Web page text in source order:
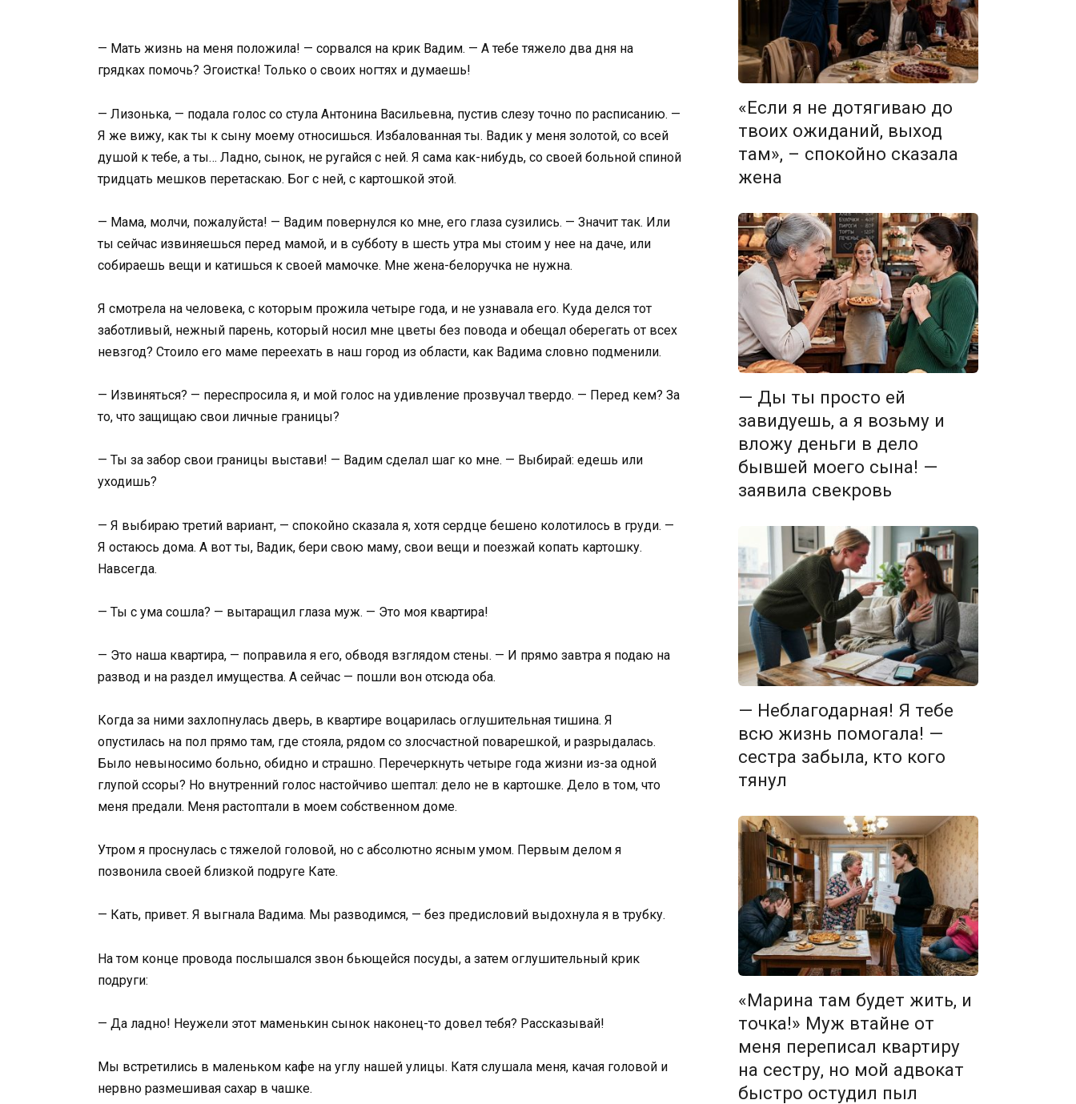
— Мать жизнь на меня положила! — сорвался на крик Вадим. — А тебе тяжело два дня на
грядках помочь? Эгоистка! Только о своих ногтях и думаешь!
— Лизонька, — подала голос со стула Антонина Васильевна, пустив слезу точно по расписанию. —
Я же вижу, как ты к сыну моему относишься. Избалованная ты. Вадик у меня золотой, со всей
душой к тебе, а ты… Ладно, сынок, не ругайся с ней. Я сама как-нибудь, со своей больной спиной
тридцать мешков перетаскаю. Бог с ней, с картошкой этой.
— Мама, молчи, пожалуйста! — Вадим повернулся ко мне, его глаза сузились. — Значит так. Или
ты сейчас извиняешься перед мамой, и в субботу в шесть утра мы стоим у нее на даче, или
собираешь вещи и катишься к своей мамочке. Мне жена-белоручка не нужна.
Я смотрела на человека, с которым прожила четыре года, и не узнавала его. Куда делся тот
заботливый, нежный парень, который носил мне цветы без повода и обещал оберегать от всех
невзгод? Стоило его маме переехать в наш город из области, как Вадима словно подменили.
— Извиняться? — переспросила я, и мой голос на удивление прозвучал твердо. — Перед кем? За
то, что защищаю свои личные границы?
— Ты за забор свои границы выстави! — Вадим сделал шаг ко мне. — Выбирай: едешь или
уходишь?
— Я выбираю третий вариант, — спокойно сказала я, хотя сердце бешено колотилось в груди. —
Я остаюсь дома. А вот ты, Вадик, бери свою маму, свои вещи и поезжай копать картошку.
Навсегда.
— Ты с ума сошла? — вытаращил глаза муж. — Это моя квартира!
— Это наша квартира, — поправила я его, обводя взглядом стены. — И прямо завтра я подаю на
развод и на раздел имущества. А сейчас — пошли вон отсюда оба.
Когда за ними захлопнулась дверь, в квартире воцарилась оглушительная тишина. Я
опустилась на пол прямо там, где стояла, рядом со злосчастной поварешкой, и разрыдалась.
Было невыносимо больно, обидно и страшно. Перечеркнуть четыре года жизни из-за одной
глупой ссоры? Но внутренний голос настойчиво шептал: дело не в картошке. Дело в том, что
меня предали. Меня растоптали в моем собственном доме.
Утром я проснулась с тяжелой головой, но с абсолютно ясным умом. Первым делом я
позвонила своей близкой подруге Кате.
— Кать, привет. Я выгнала Вадима. Мы разводимся, — без предисловий выдохнула я в трубку.
На том конце провода послышался звон бьющейся посуды, а затем оглушительный крик
подруги:
— Да ладно! Неужели этот маменькин сынок наконец-то довел тебя? Рассказывай!
Мы встретились в маленьком кафе на углу нашей улицы. Катя слушала меня, качая головой и
нервно размешивая сахар в чашке.
«Если я не дотягиваю до
твоих ожиданий, выход
там», – спокойно сказала
жена
— Ды ты просто ей
завидуешь, а я возьму и
вложу деньги в дело
бывшей моего сына! —
заявила свекровь
— Неблагодарная! Я тебе
всю жизнь помогала! —
сестра забыла, кто кого
тянул
«Марина там будет жить, и
точка!» Муж втайне от
меня переписал квартиру
на сестру, но мой адвокат
быстро остудил пыл